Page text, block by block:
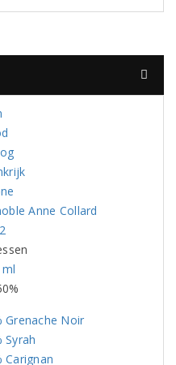
Anne Collard
Grenache Noir
Syrah
Carignan